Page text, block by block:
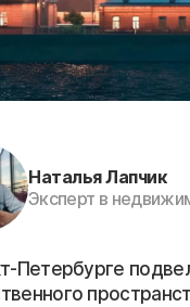
Наталья Лапчик
Эксперт в
Петербурге